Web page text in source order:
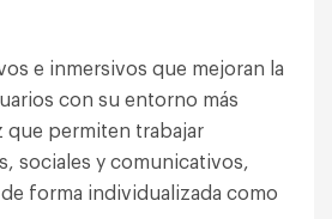
e inmersivos que mejoran la
con su entorno más
que permiten trabajar
sociales y comunicativos,
forma individualizada como